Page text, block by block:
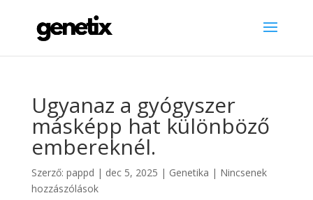
Ugyanaz a gyógyszer
másképp hat különböző
embereknél.
Szerző: pappd | dec 5, 2025 | Genetika | Nincsenek
hozzászólások